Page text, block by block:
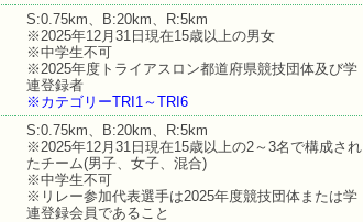
S:0.75km、B:20km、R:5km
※2025年12月31日現在15歳以上の男女
※中学生不可
※2025年度トライアスロン都道府県競技団体及び学
連登録者
※カテゴリーTRI1～TRI6
S:0.75km、B:20km、R:5km
※2025年12月31日現在15歳以上の2～3名で構成され
たチーム(男子、女子、混合)
※中学生不可
※リレー参加代表選手は2025年度競技団体または学
連登録会員であること